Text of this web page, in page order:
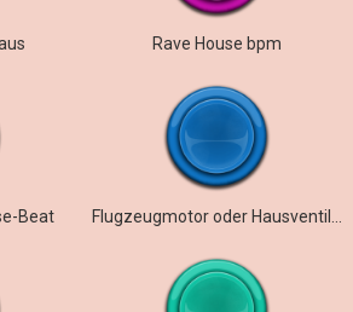
Rave House bpm
Beat